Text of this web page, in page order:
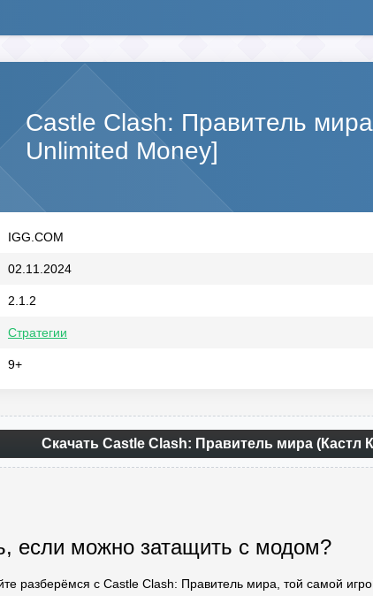
Castle Clash: Правитель
Unlimited Money]
IGG.COM
02.11.2024
2.1.2
Стратегии
9+
Скачать Castle Clash: Правитель мира (Кастл
если можно затащить с модом?
разберёмся с Castle Clash: Правитель мира, той самой